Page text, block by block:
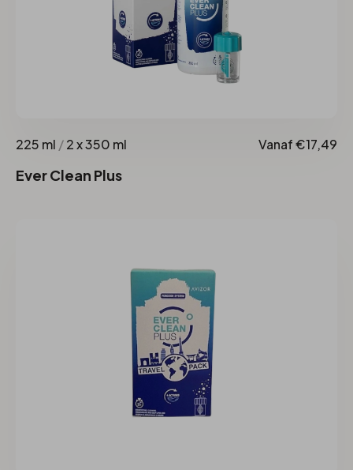
225 ml /2 x 350 ml Vanaf €17,49
Ever Clean Plus